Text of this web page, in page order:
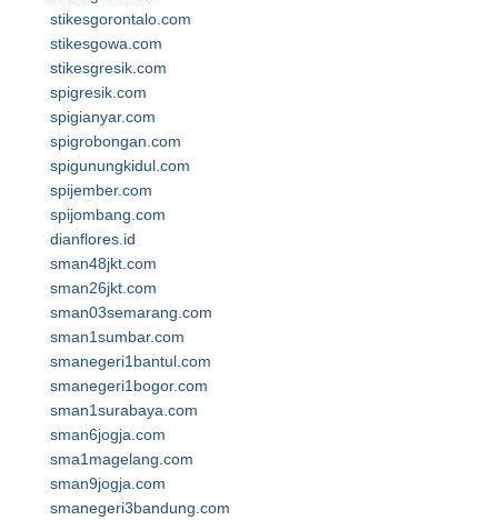
stikesgorontalo.com
stikesgowa.com
stikesgresik.com
spigresik.com
spigianyar.com
spigrobongan.com
spigunungkidul.com
spijember.com
spijombang.com
dianflores.id
sman48jkt.com
sman26jkt.com
sman03semarang.com
sman1sumbar.com
smanegeri1bantul.com
smanegeri1bogor.com
sman1surabaya.com
sman6jogja.com
sma1magelang.com
sman9jogja.com
smanegeri3bandung.com